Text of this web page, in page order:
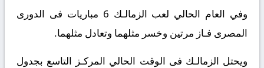
وفي العام الحالي لعب الزمالـك 6 مباريات فى الدورى
المصرى فـاز مرتين وخسر مثلهما وتعادل مثلهما.
ويحتل الزمالـك فى الوقت الحالي المركـز التاسع بجدول